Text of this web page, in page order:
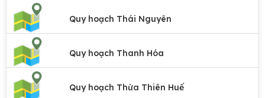
Quy hoạch Thái Nguyên
Quy hoạch Thanh Hóa
Quy hoạch Thừa Thiên Huế